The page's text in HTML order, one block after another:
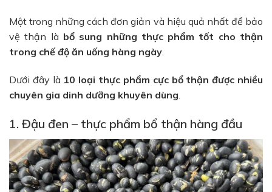
Một trong những cách đơn giản và hiệu quả nhất để bảo
vệ thận là bổ sung những thực phẩm tốt cho thận
trong chế độ ăn uống hàng ngày
Dưới đây là 10 loại thực phẩm cực bổ thận được nhiều
chuyên gia dinh dưỡng khuyên dùng
1. Đậu đen – thực phẩm bổ thận hàng đầu